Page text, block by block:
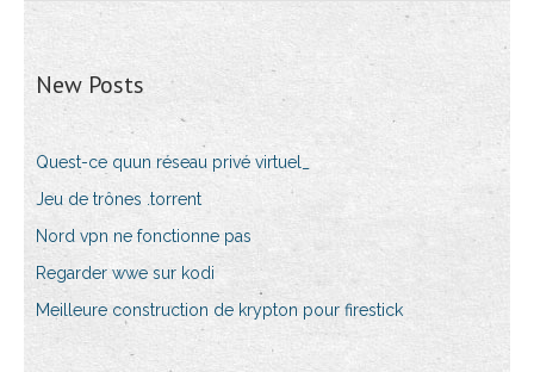
New Posts
Quest-ce quun réseau privé virtuel_
Jeu de trônes .torrent
Nord vpn ne fonctionne pas
Regarder wwe sur kodi
Meilleure construction de krypton pour firestick